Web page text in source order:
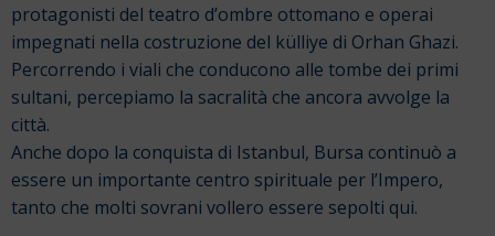
protagonisti del teatro d’ombre ottomano e operai
impegnati nella costruzione del külliye di Orhan Ghazi.
Percorrendo i viali che conducono alle tombe dei primi
sultani, percepiamo la sacralità che ancora avvolge la
città.
Anche dopo la conquista di Istanbul, Bursa continuò a
essere un importante centro spirituale per l’Impero,
tanto che molti sovrani vollero essere sepolti qui.